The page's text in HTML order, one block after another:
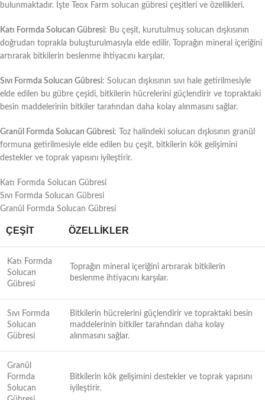
bulunmaktadır. İşte Teox Farm solucan gübresi çeşitleri ve özellikleri.
Katı Formda Solucan Gübresi: Bu çeşit, kurutulmuş solucan dışkısının
doğrudan toprakla buluşturulmasıyla elde edilir. Toprağın mineral içeriğini
artırarak bitkilerin beslenme ihtiyacını karşılar.
Sıvı Formda Solucan Gübresi: Solucan dışkısının sıvı hale getirilmesiyle
elde edilen bu gübre çeşidi, bitkilerin hücrelerini güçlendirir ve topraktaki
besin maddelerinin bitkiler tarafından daha kolay alınmasını sağlar.
Granül Formda Solucan Gübresi: Toz halindeki solucan dışkısının granül
formuna getirilmesiyle elde edilen bu çeşit, bitkilerin kök gelişimini
destekler ve toprak yapısını iyileştirir.
Katı Formda Solucan Gübresi
Sıvı Formda Solucan Gübresi
Granül Formda Solucan Gübresi
ÇEŞIT ÖZELLIKLER
Katı Formda
Solucan
Gübresi
Toprağın mineral içeriğini artırarak bitkilerin
beslenme ihtiyacını karşılar.
Sıvı Formda
Solucan
Gübresi
Bitkilerin hücrelerini güçlendirir ve topraktaki besin
maddelerinin bitkiler tarafından daha kolay
alınmasını sağlar.
Granül
Formda
Solucan
Bitkilerin kök gelişimini destekler ve toprak yapısını
iyileştirir.